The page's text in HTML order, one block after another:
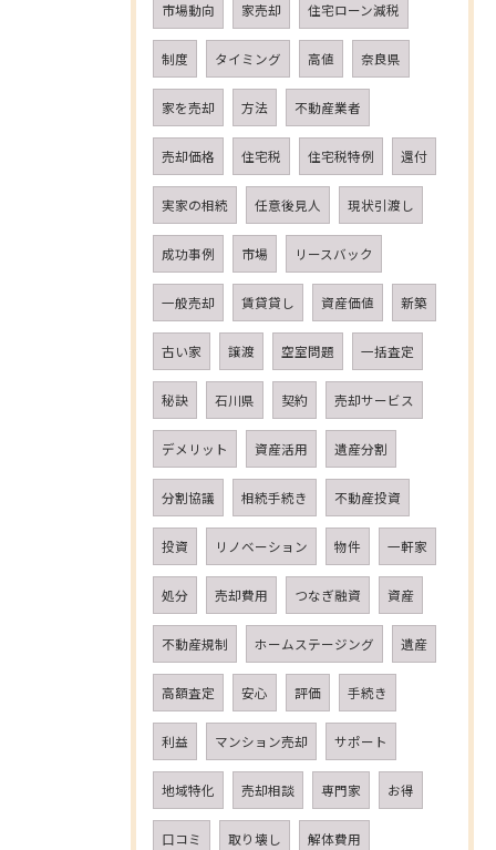
市場動向 家売却 住宅ローン減税
制度 タイミング 高値 奈良県
家を売却 方法 不動産業者
売却価格 住宅税 住宅税特例 還付
実家の相続 任意後見人 現状引渡し
成功事例 市場 リースバック
一般売却 賃貸貸し 資産価値 新築
古い家 譲渡 空室問題 一括査定
秘訣 石川県 契約 売却サービス
デメリット 資産活用 遺産分割
分割協議 相続手続き 不動産投資
投資 リノベーション 物件 一軒家
処分 売却費用 つなぎ融資 資産
不動産規制 ホームステージング 遺産
高額査定 安心 評価 手続き
利益 マンション売却 サポート
地域特化 売却相談 専門家 お得
口コミ 取り壊し 解体費用